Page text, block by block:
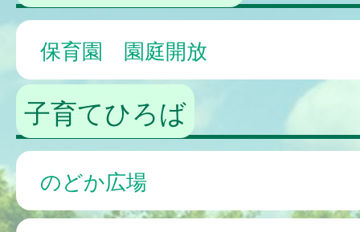
保育園 園庭開放
子育てひろば
のどか広場